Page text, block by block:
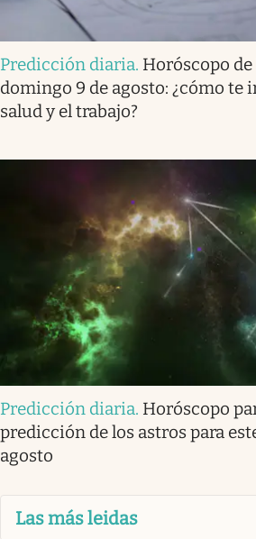
Predicción diaria. Horóscopo de
domingo 9 de agosto: ¿cómo te
salud y el trabajo?
Predicción diaria. Horóscopo
predicción de los astros para
agosto
Las más leidas